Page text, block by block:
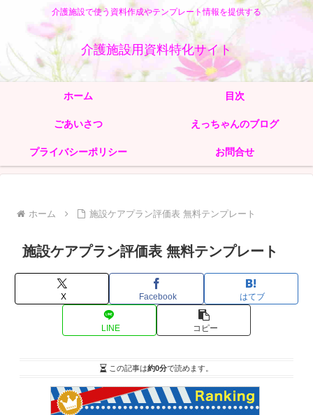
介護施設で使う資料作成やテンプレート情報を提供する
介護施設用資料特化サイト
ホーム 目次
ごあいさつ えっちゃんのブログ
プライバシーポリシー お問合せ
ホーム 施設ケアプラン評価表 無料テンプレート
施設ケアプラン評価表 無料テンプレート
X Facebook はてブ
LINE コピー
この記事は約0分で読めます。